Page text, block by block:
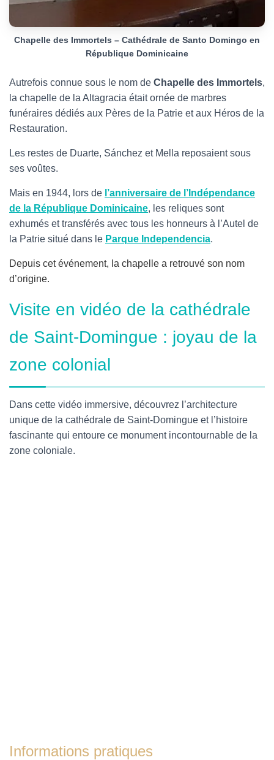
Chapelle des Immortels – Cathédrale de Santo Domingo en
République Dominicaine
Autrefois connue sous le nom de Chapelle des Immortels,
la chapelle de la Altagracia était ornée de marbres
funéraires dédiés aux Pères de la Patrie et aux Héros de la
Restauration.
Les restes de Duarte, Sánchez et Mella reposaient sous
ses voûtes.
Mais en 1944, lors de l’anniversaire de l’Indépendance
de la République Dominicaine, les reliques sont
exhumés et transférés avec tous les honneurs à l’Autel de
la Patrie situé dans le Parque Independencia.
Depuis cet événement, la chapelle a retrouvé son nom
d’origine.
Visite en vidéo de la cathédrale
de Saint-Domingue : joyau de la
zone colonial
Dans cette vidéo immersive, découvrez l’architecture
unique de la cathédrale de Saint-Domingue et l’histoire
fascinante qui entoure ce monument incontournable de la
zone coloniale.
Informations pratiques